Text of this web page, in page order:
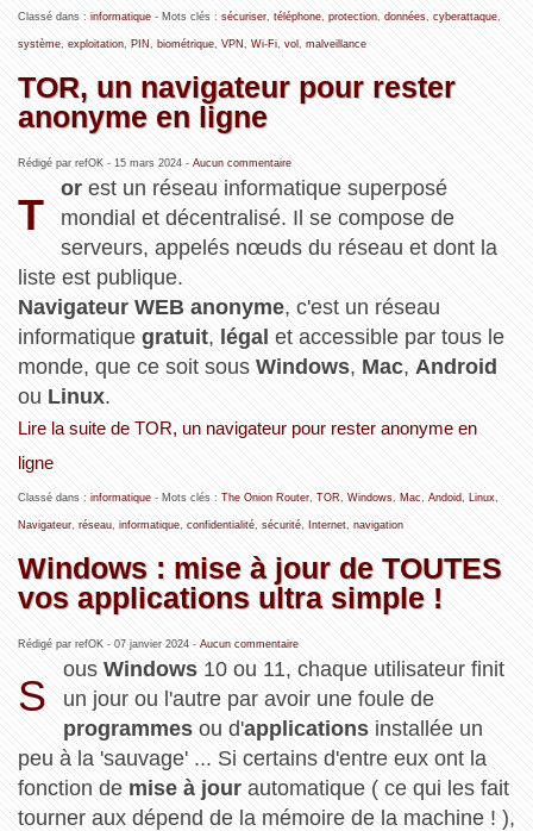
Classé dans : informatique- Mots clés : sécuriser, téléphone, protection, données, cyberattaque,
système, exploitation, PIN , biométrique, VPN , Wi-Fi, vol , malveillance
TOR, un navigateur pour rester
anonyme en ligne
Rédigé par refOK - 15 mars 2024- Aucun commentaire
T
or est un réseau informatique superposé
mondial et décentralisé. Il se compose de
serveurs, appelés nœuds du réseau et dont la
liste est publique.
Navigateur WEB anonyme, c'est un réseau
informatique gratuit, légal et accessible par tous le
monde, que ce soit sous Windows, Mac, Android
ou Linux.
Lire la suite de TOR, un navigateur pour rester anonyme en
ligne
Classé dans : informatique- Mots clés : The Onion Router, TOR, Windows, Mac, Andoid, Linux,
Navigateur, réseau, informatique, confidentialité, sécurité, Internet, navigation
Windows : mise à jour de TOUTES
vos applications ultra simple !
Rédigé par refOK - 07 janvier 2024- Aucun commentaire
S
ousWindows 10 ou 11, chaque utilisateur finit
un jour ou l'autre par avoir une foule de
programmes ou d'applications installée un
peu à la 'sauvage' ... Si certains d'entre eux ont la
fonction de mise à jourautomatique ( ce qui les fait
tourner aux dépend de la mémoire de la machine ! ),